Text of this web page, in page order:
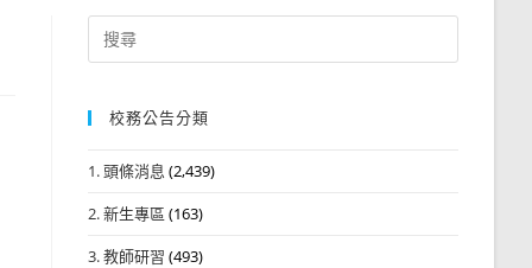
Search
for:
校務公告分類
1. 頭條消息 (2,439)
2. 新生專區 (163)
3. 教師研習 (493)